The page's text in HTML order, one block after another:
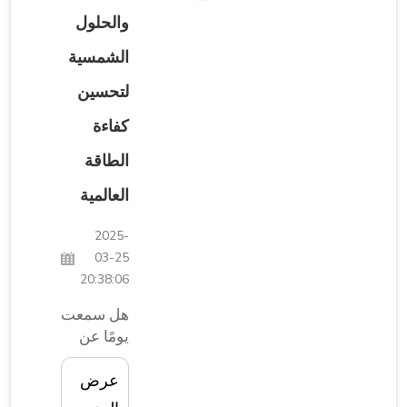
NAAT:
قوة
المختبرات
المعتمدة
من
المكان
الذي يأتي
فيه دور
CNAS...
والحلول
الشمسية
لتحسين
كفاءة
الطاقة
العالمية
2025-
03-25
20:38:06
هل سمعت
يومًا عن
ميكو؟ هذا
أمرٌ مثيرٌ
للإعجاب
عرض